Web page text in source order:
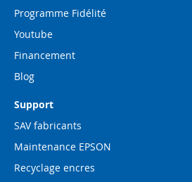
Programme Fidélité
Youtube
Financement
Blog
Support
SAV fabricants
Maintenance EPSON
Recyclage encres